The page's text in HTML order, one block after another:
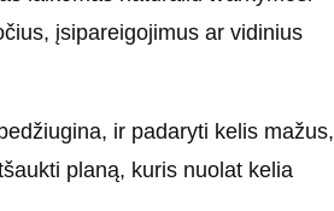
įsipareigojimus ar vidinius
ir padaryti kelis mažus,
planą, kuris nuolat kelia